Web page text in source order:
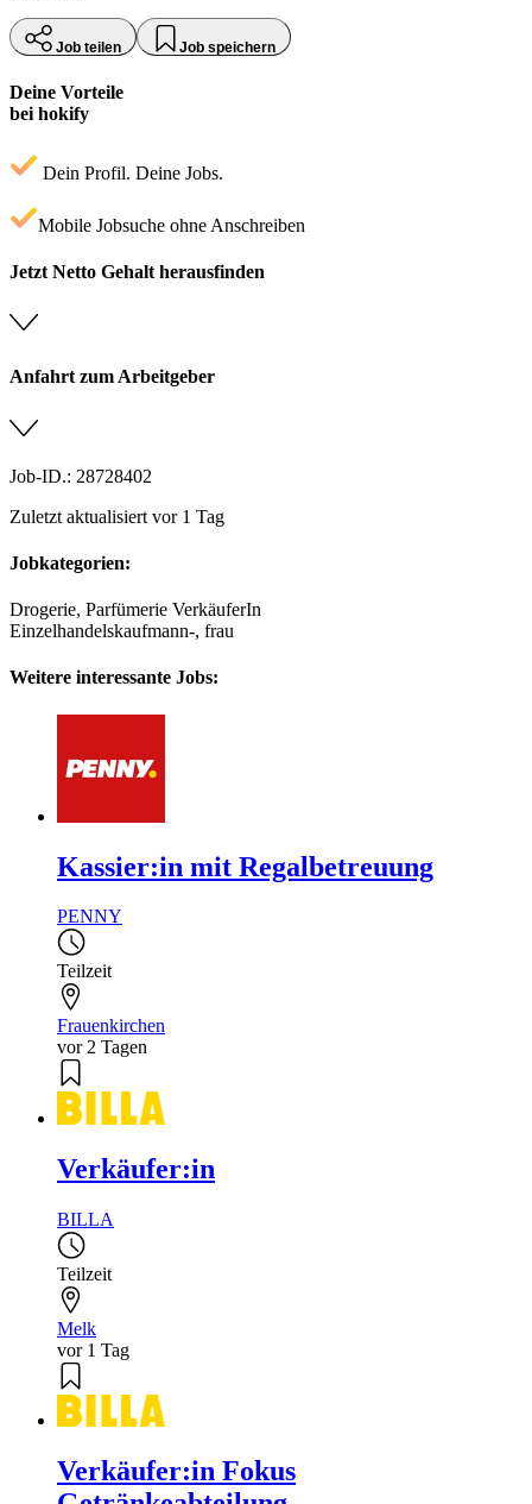
Job teilen Job speichern
Deine Vorteile
bei hokify
Dein Profil. Deine Jobs.
Mobile Jobsuche ohne Anschreiben
Jetzt Netto Gehalt herausfinden
Anfahrt zum Arbeitgeber
Job-ID.: 28728402
Zuletzt aktualisiert vor 1 Tag
Jobkategorien:
Drogerie, Parfümerie VerkäuferIn
Einzelhandelskaufmann-, frau
Weitere interessante Jobs:
Kassier:in mit Regalbetreuung
PENNY
Teilzeit
Frauenkirchen
vor 2 Tagen
Verkäufer:in
BILLA
Teilzeit
Melk
vor 1 Tag
Verkäufer:in Fokus